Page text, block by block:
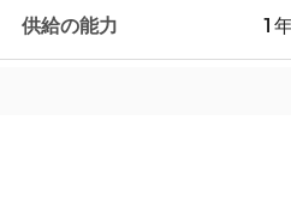
供給の能力 1